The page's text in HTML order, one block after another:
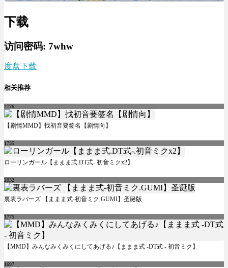
下载
访问密码: 7whw
度盘下载
相关推荐
2776
【剧情MMD】找初音要签名【剧情向】
1735
ローリンガール【ままま式.DT式-.初音ミクx2】
2032
裏表ラバーズ 【ままま式-初音ミク.GUMI】圣诞版
1775
【MMD】みんなみくみくにしてあげる♪【ままま式 -DT式 - 初音ミク】
1697